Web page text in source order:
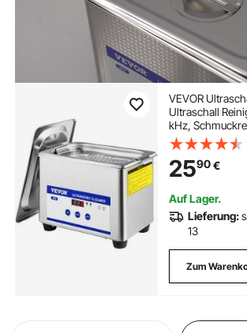
VEVOR
Ultraschall
kHz,
Ultraschall 24
Anzeige,
Ultraschall
2590€
Auf Lager.
Lieferung:
13
Zum